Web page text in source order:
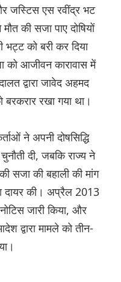
जस्टिस एस रवींद्र भट
की सजा पाए दोषियों
भट्ट को बरी कर दिया
को आजीवन कारावास में
द्वारा जावेद अहमद
रखा गया था।
ने अपनी दोषसिद्धि
दी, जबकि राज्य ने
सजा की बहाली की मांग
दायर की। अप्रैल 2013
जारी किया, और
द्वारा मामले को तीन-